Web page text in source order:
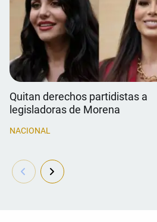
Quitan derechos partidistas a
legisladoras de Morena
NACIONAL